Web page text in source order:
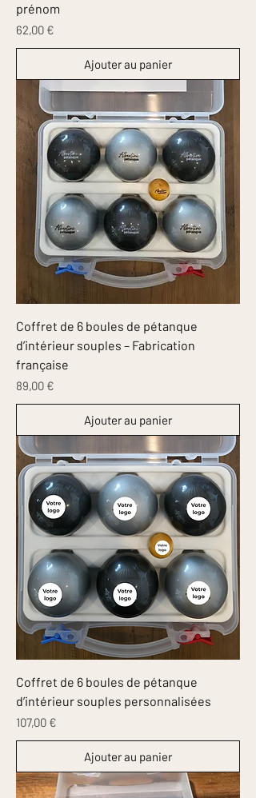
prénom
Prix
62,00 €
Ajouter au panier
Coffret de 6 boules de pétanque
d’intérieur souples – Fabrication
française
Prix
89,00 €
Ajouter au panier
Coffret de 6 boules de pétanque
d’intérieur souples personnalisées
Prix
107,00 €
Ajouter au panier